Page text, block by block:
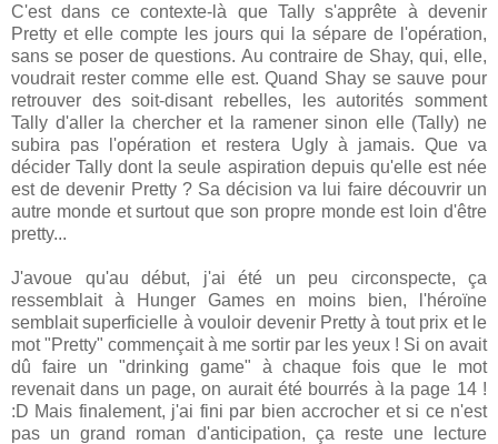
C'est dans ce contexte-là que Tally s'apprête à devenir
Pretty et elle compte les jours qui la sépare de l'opération,
sans se poser de questions. Au contraire de Shay, qui, elle,
voudrait rester comme elle est. Quand Shay se sauve pour
retrouver des soit-disant rebelles, les autorités somment
Tally d'aller la chercher et la ramener sinon elle (Tally) ne
subira pas l'opération et restera Ugly à jamais. Que va
décider Tally dont la seule aspiration depuis qu'elle est née
est de devenir Pretty ? Sa décision va lui faire découvrir un
autre monde et surtout que son propre monde est loin d'être
pretty...
J'avoue qu'au début, j'ai été un peu circonspecte, ça
ressemblait à Hunger Games en moins bien, l'héroïne
semblait superficielle à vouloir devenir Pretty à tout prix et le
mot "Pretty" commençait à me sortir par les yeux ! Si on avait
dû faire un "drinking game" à chaque fois que le mot
revenait dans un page, on aurait été bourrés à la page 14 !
:D Mais finalement, j'ai fini par bien accrocher et si ce n'est
pas un grand roman d'anticipation, ça reste une lecture